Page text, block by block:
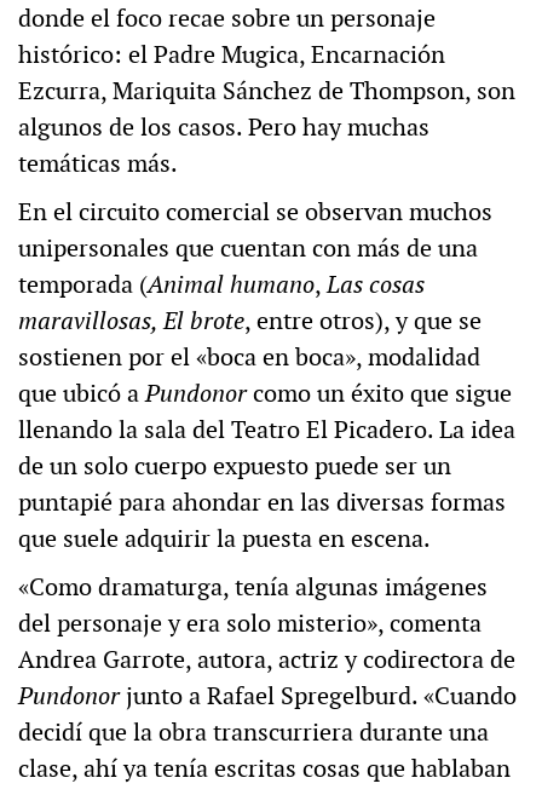
donde el foco recae sobre un personaje
histórico: el Padre Mugica, Encarnación
Ezcurra, Mariquita Sánchez de Thompson, son
algunos de los casos. Pero hay muchas
temáticas más.
En el circuito comercial se observan muchos
unipersonales que cuentan con más de una
temporada (Animal humano,Las cosas
maravillosas, El brote, entre otros), y que se
sostienen por el «boca en boca», modalidad
que ubicó aPundonorcomo un éxito que sigue
llenando la sala del Teatro El Picadero. La idea
de un solo cuerpo expuesto puede ser un
puntapié para ahondar en las diversas formas
que suele adquirir la puesta en escena.
«Como dramaturga, tenía algunas imágenes
del personaje y era solo misterio», comenta
Andrea Garrote, autora, actriz y codirectora de
Pundonorjunto a Rafael Spregelburd. «Cuando
decidí que la obra transcurriera durante una
clase, ahí ya tenía escritas cosas que hablaban